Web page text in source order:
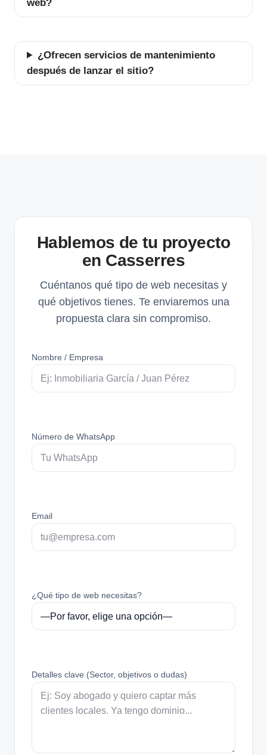
web?
¿Ofrecen servicios de mantenimiento
después de lanzar el sitio?
Hablemos de tu proyecto
en Casserres
Cuéntanos qué tipo de web necesitas y
qué objetivos tienes. Te enviaremos una
propuesta clara sin compromiso.
Nombre / Empresa
Número de WhatsApp
Email
¿Qué tipo de web necesitas?
Detalles clave (Sector, objetivos o dudas)